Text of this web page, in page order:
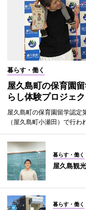
暮らす・働く
屋久島町の保育園
らし体験プロジェク
屋久島町の保育園留学認定
（屋久島町小瀬田）で行わ
暮らす・働く
屋久島観
暮らす・働く